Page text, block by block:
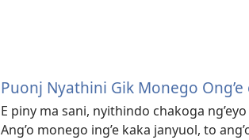
Puonj Nyathini Gik Monego
E piny ma sani, nyithindo chakoga
Ang’o monego ing’e kaka janyuol, to